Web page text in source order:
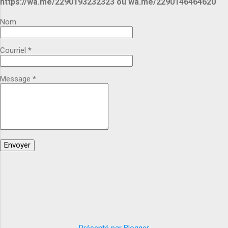
et livraison selon votre destination. Pour plus
contactez nous pour un rendez-vous. Voici nos
contacts et nos e-mails : Appel, SMS ou
https://wa.me/2290193232323 ou wa.me/2290146464620
Nom
Courriel *
Message *